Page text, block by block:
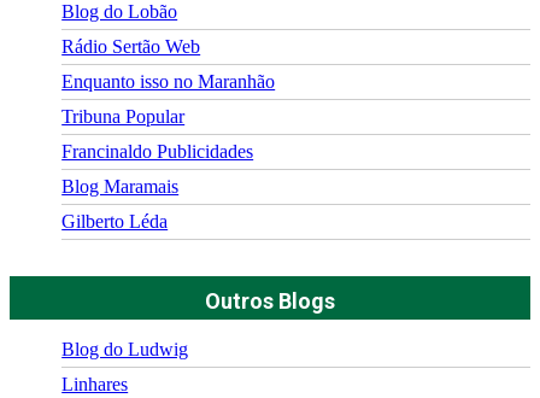
Blog do Lobão
Rádio Sertão Web
Enquanto isso no Maranhão
Tribuna Popular
Francinaldo Publicidades
Blog Maramais
Gilberto Léda
Outros Blogs
Blog do Ludwig
Linhares